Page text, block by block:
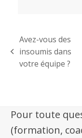
Avez-vous des
insoumis dans
votre équipe ?
Pour toute
(formation,